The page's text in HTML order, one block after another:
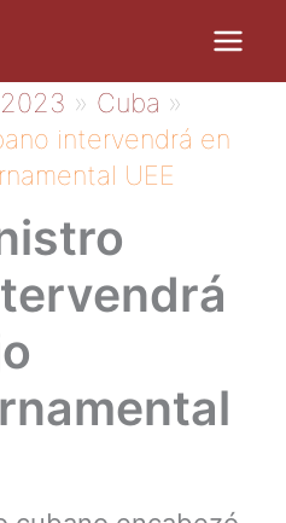
2023
Cuba
intervendrá en
UEE